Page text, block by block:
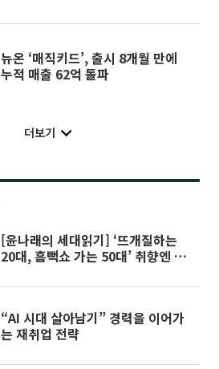
뉴온 ‘매직키드’, 출시 8개월 만에
누적 매출 62억 돌파
더보기
[윤나래의 세대읽기] ‘뜨개질하는
20대, 흠뻑쇼 가는 50대’ 취향엔 나
“AI 시대 살아남기” 경력을 이어가
는 재취업 전략